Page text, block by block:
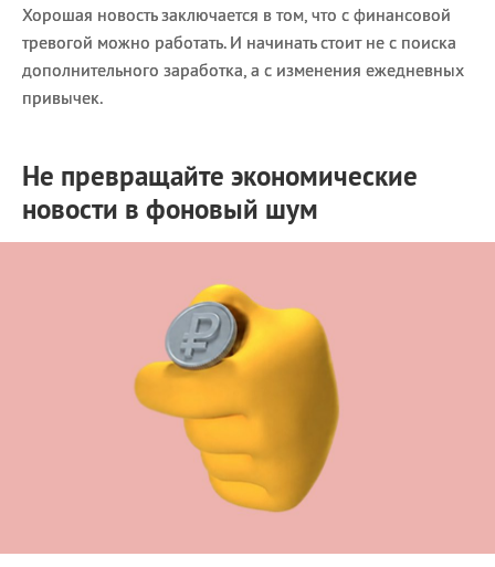
Хорошая новость заключается в том, что с финансовой
тревогой можно работать. И начинать стоит не с поиска
дополнительного заработка, а с изменения ежедневных
привычек.
Не превращайте экономические
новости в фоновый шум